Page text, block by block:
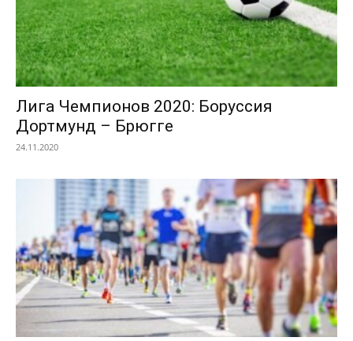
Лига Чемпионов 2020: Боруссия
Дортмунд – Брюгге
24.11.2020